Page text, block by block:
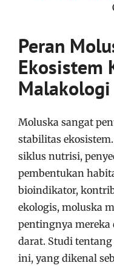
Peran
Ekosistem
Malakologi
Moluska sangat
stabilitas
siklus nutrisi,
pembentukan
bioindikator,
ekologis, moluska
pentingnya
darat. Studi
ini, yang dikenal